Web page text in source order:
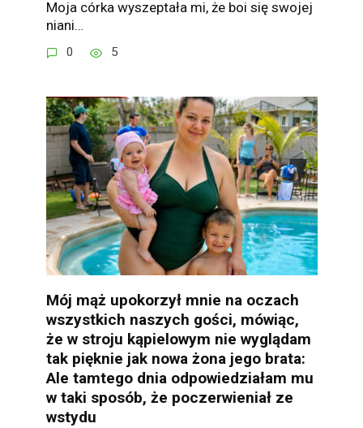
Moja córka wyszeptała mi, że boi się swojej
niani…
0 5
Mój mąż upokorzył mnie na oczach
wszystkich naszych gości, mówiąc,
że w stroju kąpielowym nie wyglądam
tak pięknie jak nowa żona jego brata:
Ale tamtego dnia odpowiedziałam mu
w taki sposób, że poczerwieniał ze
wstydu